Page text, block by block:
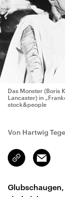
Das Monster (Boris
Lancaster) in
stock&people
Von Hartwig
Link
kopieren/teilen
Email